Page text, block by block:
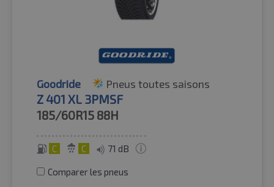
Goodride Pneus toutes saisons
Z 401 XL 3PMSF
185/60R15 88H
C C 71 dB
Comparer les pneus